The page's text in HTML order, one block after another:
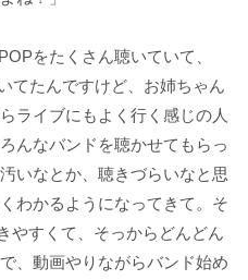
をたくさん聴いていて、
てたんですけど、お姉ちゃん
ライブにもよく行く感じの人
んなバンドを聴かせてもらっ
いなとか、聴きづらいなと思
わかるようになってきて。そ
やすくて、そっからどんどん
、動画やりながらバンド始め